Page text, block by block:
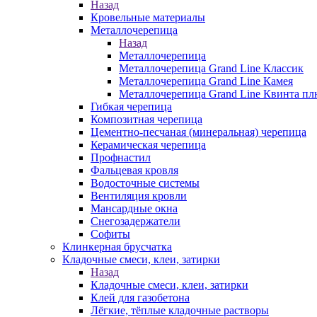
Назад
Кровельные материалы
Металлочерепица
Назад
Металлочерепица
Металлочерепица Grand Line Классик
Металлочерепица Grand Line Камея
Металлочерепица Grand Line Квинта
Гибкая черепица
Композитная черепица
Цементно-песчаная (минеральная) черепица
Керамическая черепица
Профнастил
Фальцевая кровля
Водосточные системы
Вентиляция кровли
Мансардные окна
Снегозадержатели
Софиты
Клинкерная брусчатка
Кладочные смеси, клеи, затирки
Назад
Кладочные смеси, клеи, затирки
Клей для газобетона
Лёгкие, тёплые кладочные растворы